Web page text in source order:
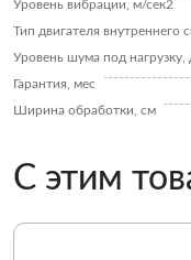
Уровень вибрации, м/сек2
Тип двигателя внутреннего
Уровень шума под нагрузку,
Гарантия, мес
Ширина обработки, см
С этим